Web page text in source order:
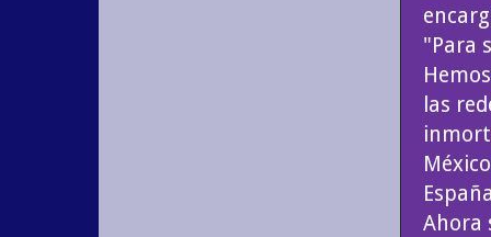
"Para
las
Ahora